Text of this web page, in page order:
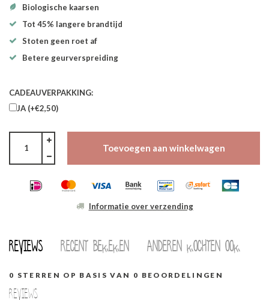
Biologische kaarsen
Tot 45% langere brandtijd
Stoten geen roet af
Betere geurverspreiding
CADEAUVERPAKKING:
JA (+€2,50)
Toevoegen aan winkelwagen
Informatie over verzending
Reviews Recent bekeken Anderen kochten ook
0 STERREN OP BASIS VAN 0 BEOORDELINGEN
Reviews